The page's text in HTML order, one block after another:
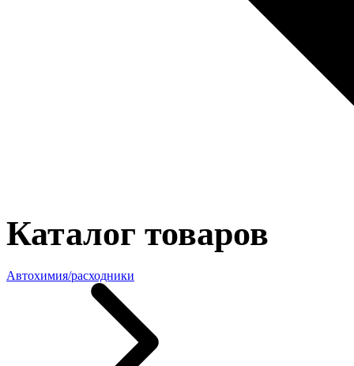
Каталог товаров
Автохимия/расходники